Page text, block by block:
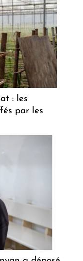
: les
par les